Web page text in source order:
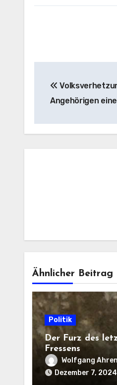
Angehörigen
Ähnlicher Beitrag
Politik
Der Furz des
Fressens
Wolfgang
Dezember 7, 2024